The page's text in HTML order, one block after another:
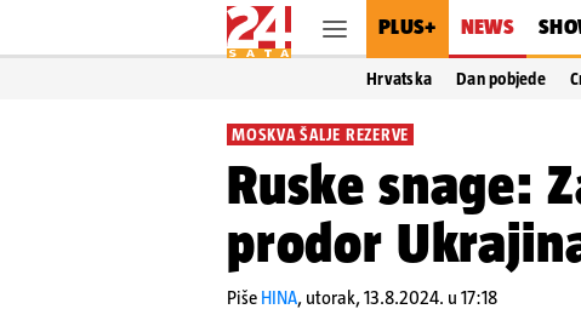
PLUS+ NEWS
Hrvatska Dan pobjede
MOSKVA ŠALJE REZERVE
Ruske snage:
prodor
Piše HINA, utorak, 13.8.2024. u 17:18